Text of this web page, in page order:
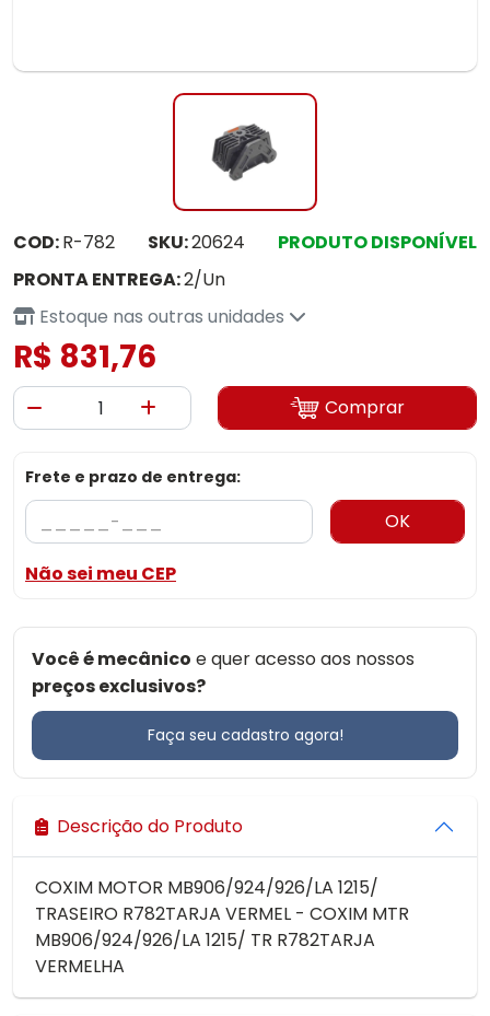
COD:R-782 SKU:20624
PRODUTO DISPONÍVEL
PRONTA ENTREGA:2/Un
Estoque nas outras unidades
R$ 831,76
Comprar
Frete e prazo de entrega:
OK
Não sei meu CEP
Você é mecânico e quer acesso aos nossos
preços exclusivos?
Faça seu cadastro agora!
Descrição do Produto
COXIM MOTOR MB906/924/926/LA 1215/
TRASEIRO R782TARJA VERMEL - COXIM MTR
MB906/924/926/LA 1215/ TR R782TARJA
VERMELHA